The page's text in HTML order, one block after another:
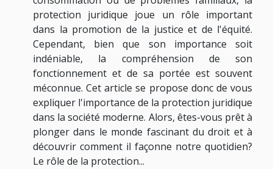
protection juridique joue un rôle important
dans la promotion de la justice et de l'équité.
Cependant, bien que son importance soit
indéniable, la compréhension de son
fonctionnement et de sa portée est souvent
méconnue. Cet article se propose donc de vous
expliquer l'importance de la protection juridique
dans la société moderne. Alors, êtes-vous prêt à
plonger dans le monde fascinant du droit et à
découvrir comment il façonne notre quotidien?
Le rôle de la protection...